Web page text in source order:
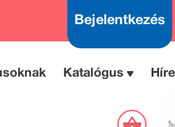
Bejelentkezés
Katalógus